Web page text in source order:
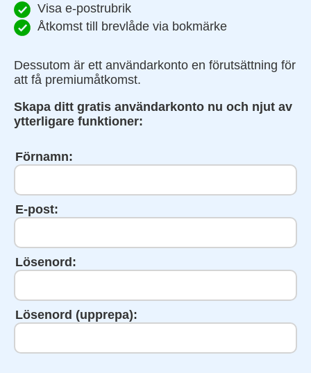
Visa e-postrubrik
Åtkomst till brevlåde via bokmärke
Dessutom är ett användarkonto en förutsättning för
att få premiumåtkomst.
Skapa ditt gratis användarkonto nu och njut av
ytterligare funktioner:
Förnamn:
E-post:
Lösenord:
Lösenord (upprepa):